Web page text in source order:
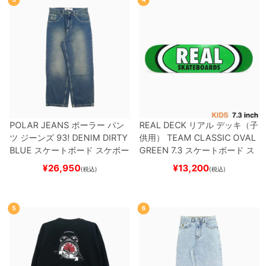
POLAR JEANS ポーラー パン
ツ ジーンズ 93! DENIM DIRTY
BLUE スケートボード スケボー
¥26,950(税込)
REAL DECK リアル デッキ（子
供用）
TEAM CLASSIC OVAL
GREEN 7.3 スケートボード ス
¥13,200(税込)
5 6